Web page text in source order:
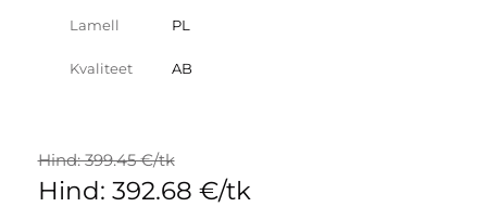
Lamell PL
Kvaliteet AB
Hind: 399.45 €/tk
Hind: 392.68 €/tk